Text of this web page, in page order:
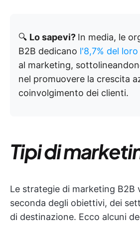
🔍 Lo sapevi? In media, le
B2B dedicano l'8,7% del
al marketing,
nel promuovere la crescita
coinvolgimento dei clienti.
Tipi di
Le strategie di marketing B2B
seconda degli obiettivi, dei
di destinazione. Ecco alcuni